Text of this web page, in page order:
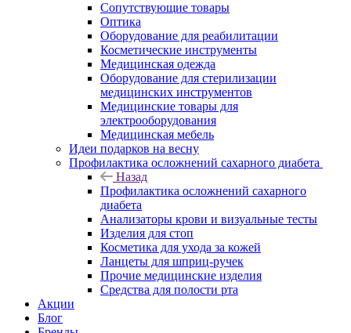
Сопутствующие товары
Оптика
Оборудование для реабилитации
Косметические инструменты
Медицинская одежда
Оборудование для стерилизации
медицинских инструментов
Медицинские товары для
электрооборудования
Медицинская мебель
Идеи подарков на весну
Профилактика осложнений сахарного диабета
Назад
Профилактика осложнений сахарного
диабета
Анализаторы крови и визуальные тесты
Изделия для стоп
Косметика для ухода за кожей
Ланцеты для шприц-ручек
Прочие медицинские изделия
Средства для полости рта
Акции
Блог